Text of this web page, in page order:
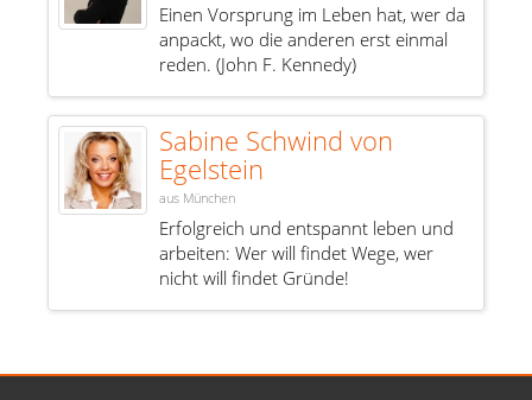
Einen Vorsprung im Leben hat, wer da
anpackt, wo die anderen erst einmal
reden. (John F. Kennedy)
Sabine Schwind von
Egelstein
aus München
Erfolgreich und entspannt leben und
arbeiten: Wer will findet Wege, wer
nicht will findet Gründe!